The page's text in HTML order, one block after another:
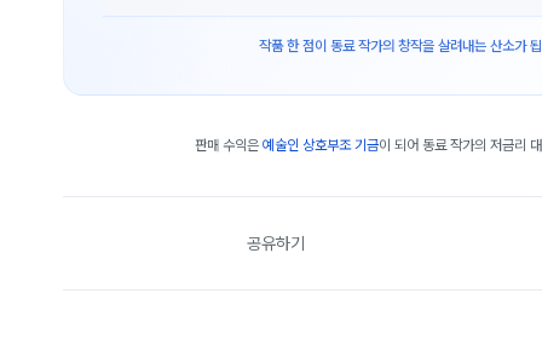
작품 한 점이 동료 작가의 창작을 살려내는 산소가
판매 수익은 예술인 상호부조 기금이 되어 동료 작가의 저금리
공유하기